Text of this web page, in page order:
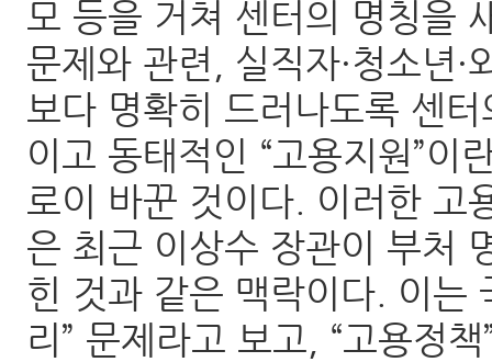
모 등을 거쳐 센터의 명칭을
문제와 관련, 실직자·청소년·
보다 명확히 드러나도록 센
이고 동태적인 “고용지원”이
로이 바꾼 것이다. 이러한 고
은 최근 이상수 장관이 부처
힌 것과 같은 맥락이다. 이는
리” 문제라고 보고, “고용정